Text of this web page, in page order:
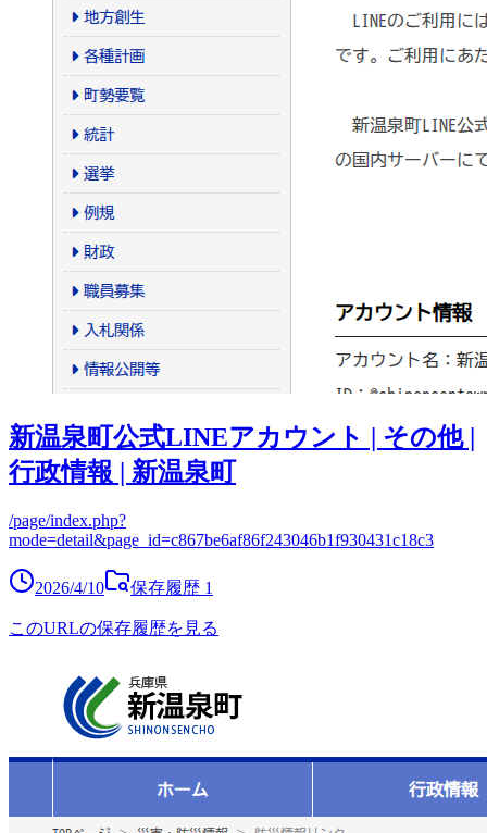
新温泉町公式LINEアカウント | その他 |
行政情報 | 新温泉町
/page/index.php?
mode=detail&page_id=c867be6af86f243046b1f930431c18c3
2026/4/10 保存履歴 1
このURLの保存履歴を見る